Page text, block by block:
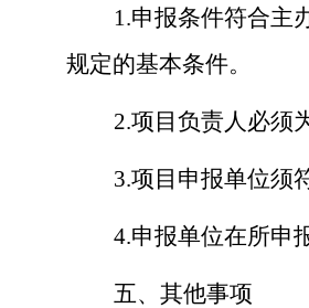
1.申报条件符合主
规定的基本条件。
2.项目负责人必须
3.项目申报单位须
4.申报单位在所申
五、其他事项